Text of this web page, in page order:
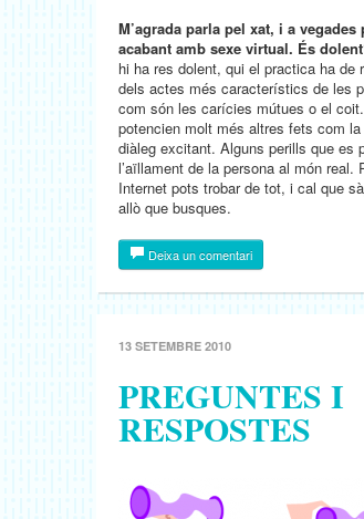
M’agrada parla pel xat, i a
acabant amb sexe virtual. És
hi ha res dolent, qui el practica ha de
dels actes més característics de les
com són les carícies mútues o el
potencien molt més altres fets com
diàleg excitant. Alguns perills que es
l’aïllament de la persona al món real.
Internet pots trobar de tot, i cal que
allò que busques.
Deixa un comentari
13 SETEMBRE 2010
PREGUNTES I
RESPOSTES